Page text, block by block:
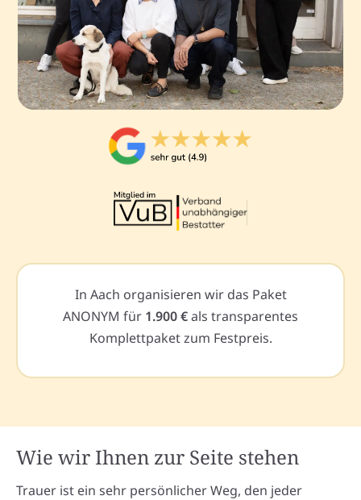
In Aach organisieren wir das Paket
ANONYM für 1.900 €als transparentes
Komplettpaket zum Festpreis.
Wie wir Ihnen zur Seite stehen
Trauer ist ein sehr persönlicher Weg, den jeder